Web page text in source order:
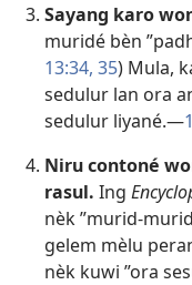
Sayang karo
muridé bèn
13:34, 35) Mula,
sedulur lan ora
sedulur liyané.—
Niru contoné
rasul. Ing
nèk ”murid-
gelem mèlu
nèk kuwi ”ora